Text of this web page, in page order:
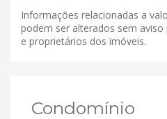
Informações relacionadas a
podem ser alterados sem
e proprietários dos imóveis.
Condomínio